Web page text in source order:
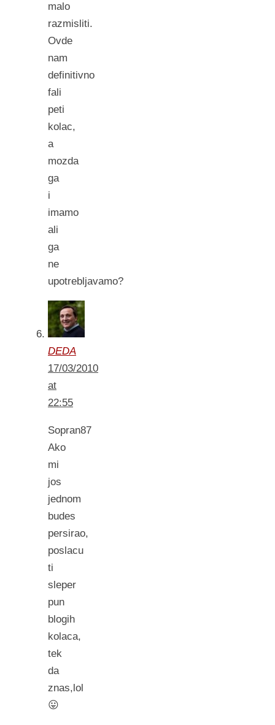
malo
razmisliti.
Ovde
nam
definitivno
fali
peti
kolac,
a
mozda
ga
i
imamo
ali
ga
ne
upotrebljavamo?
DEDA
17/03/2010
at
22:55
Sopran87
Ako
mi
jos
jednom
budes
persirao,
poslacu
ti
sleper
pun
blogih
kolaca,
tek
da
znas,lol
😛